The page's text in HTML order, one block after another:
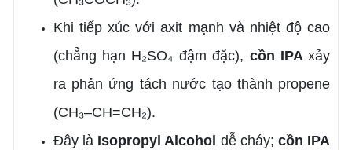
Khi tiếp xúc với axit mạnh và nhiệt độ cao
(chẳng hạn H₂SO₄ đậm đặc), cồn IPAxảy
ra phản ứng tách nước tạo thành propene
(CH₃–CH=CH₂).
Đây làIsopropyl Alcohol dễ cháy;cồn IPA